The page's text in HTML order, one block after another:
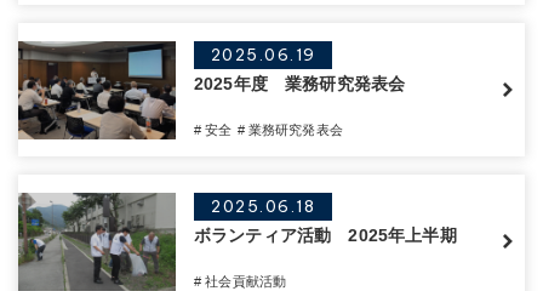
2025.06.19
2025年度 業務研究発表会
# 安全 # 業務研究発表会
2025.06.18
ボランティア活動 2025年上半期
# 社会貢献活動